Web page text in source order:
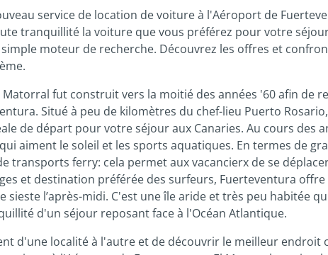
service de location de voiture à l'Aéroport de
tranquillité la voiture que vous préférez pour votre
moteur de recherche. Découvrez les offres et
fut construit vers la moitié des années '60 afin de
Situé à peu de kilomètres du chef-lieu Puerto
de départ pour votre séjour aux Canaries. Au cours des
aiment le soleil et les sports aquatiques. En termes de
transports ferry: cela permet aux vacancierx de se
et destination préférée des surfeurs, Fuerteventura
l’après-midi. C'est une île aride et très peu habitée
d'un séjour reposant face à l'Océan Atlantique.
d'une localité à l'autre et de découvrir le meilleur endroit